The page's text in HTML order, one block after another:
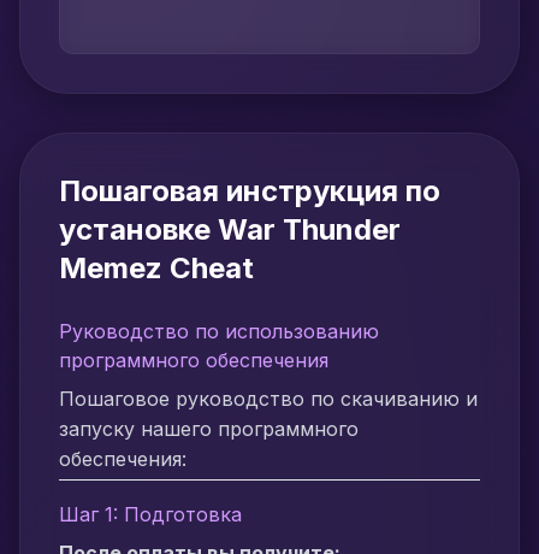
Пошаговая инструкция по
установке War Thunder
Memez Cheat
Руководство по использованию
программного обеспечения
Пошаговое руководство по скачиванию и
запуску нашего программного
обеспечения:
Шаг 1: Подготовка